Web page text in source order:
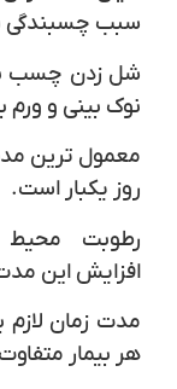
سبب چسبندگی
شل زدن چسب
نوک بینی و ورم
روز یکبار است.
رطوبت محیط
افزایش این
مدت زمان لازم
هر بیمار